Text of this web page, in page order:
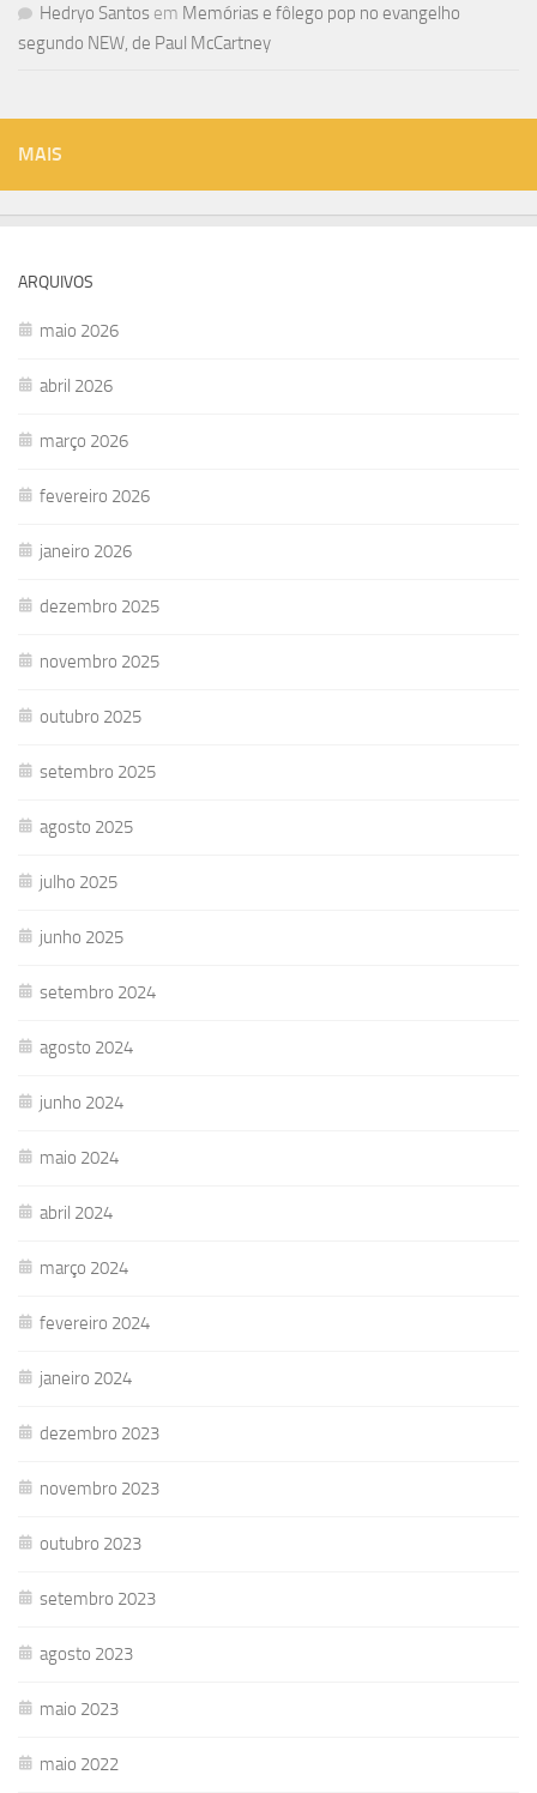
Hedryo Santos em Memórias e fôlego pop no evangelho
segundo NEW, de Paul McCartney
MAIS
ARQUIVOS
maio 2026
abril 2026
março 2026
fevereiro 2026
janeiro 2026
dezembro 2025
novembro 2025
outubro 2025
setembro 2025
agosto 2025
julho 2025
junho 2025
setembro 2024
agosto 2024
junho 2024
maio 2024
abril 2024
março 2024
fevereiro 2024
janeiro 2024
dezembro 2023
novembro 2023
outubro 2023
setembro 2023
agosto 2023
maio 2023
maio 2022